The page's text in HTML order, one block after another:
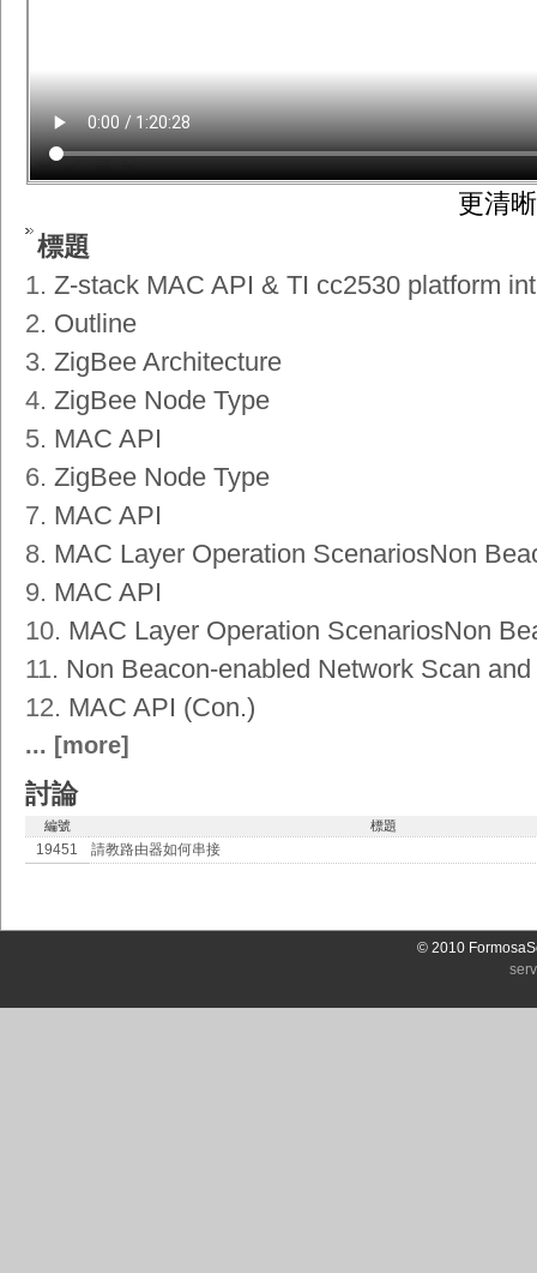
更清
標題
1. Z-stack MAC API & TI cc2530 platform
2. Outline
3. ZigBee Architecture
4. ZigBee Node Type
5. MAC API
6. ZigBee Node Type
7. MAC API
8. MAC Layer Operation ScenariosNon
9. MAC API
10. MAC Layer Operation ScenariosNon
11. Non Beacon-enabled Network Scan
12. MAC API (Con.)
... [more]
討論
編號 標題
19451 請教路由器如何串接
© 2010